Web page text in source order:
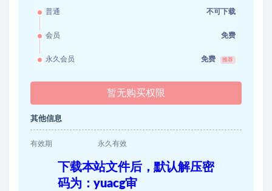
普通 不可下载
会员 免费
永久会员 免费 推荐
暂无购买权限
其他信息
有效期 永久有效
下载本站文件后，默认解压密
码为：yuacg审